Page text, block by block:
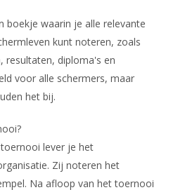
boekje waarin je alle relevante
kunt noteren, zoals
resultaten, diploma's en
voor alle schermers, maar
het bij.
lever je het
Zij noteren het
Na afloop van het toernooi